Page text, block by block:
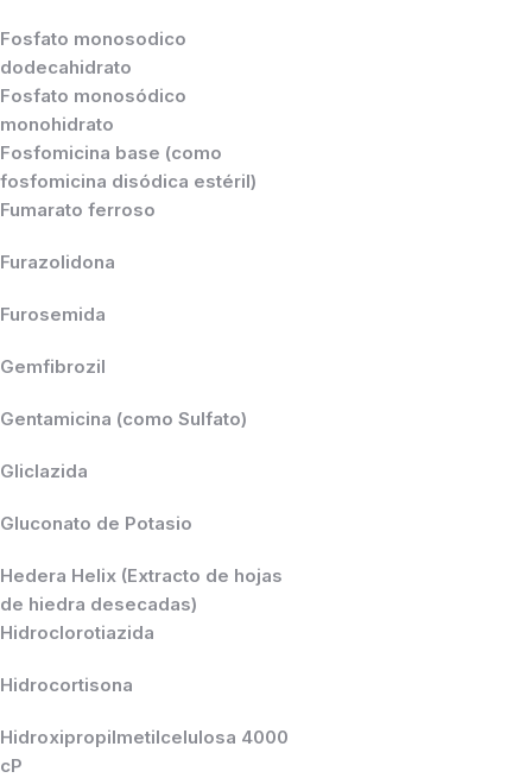
Fosfato monosodico
dodecahidrato
Fosfato monosódico
monohidrato
Fosfomicina base (como
fosfomicina disódica estéril)
Fumarato ferroso
Furazolidona
Furosemida
Gemfibrozil
Gentamicina (como Sulfato)
Gliclazida
Gluconato de Potasio
Hedera Helix (Extracto de hojas
de hiedra desecadas)
Hidroclorotiazida
Hidrocortisona
Hidroxipropilmetilcelulosa 4000
cP